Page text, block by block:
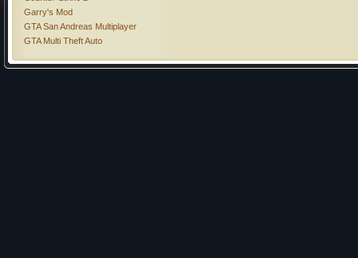
Garry's Mod
GTA San Andreas Multiplayer
GTA Multi Theft Auto